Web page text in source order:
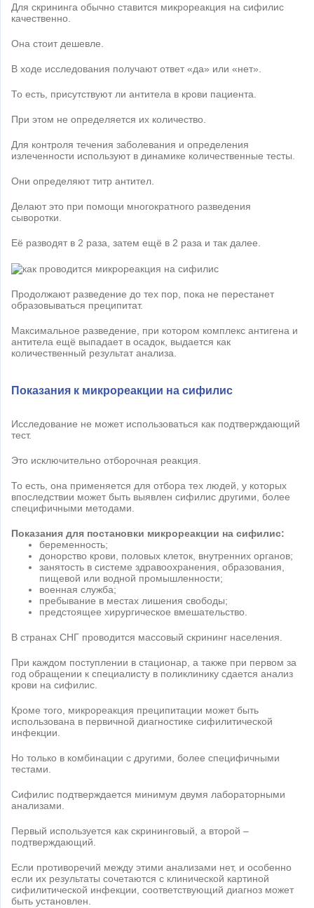
Для скрининга обычно ставится микрореакция на сифилис
качественно.
Она стоит дешевле.
В ходе исследования получают ответ «да» или «нет».
То есть, присутствуют ли антитела в крови пациента.
При этом не определяется их количество.
Для контроля течения заболевания и определения
излеченности используют в динамике количественные тесты.
Они определяют титр антител.
Делают это при помощи многократного разведения
сыворотки.
Её разводят в 2 раза, затем ещё в 2 раза и так далее.
Продолжают разведение до тех пор, пока не перестанет
образовываться преципитат.
Максимальное разведение, при котором комплекс антигена и
антитела ещё выпадает в осадок, выдается как
количественный результат анализа.
Показания к микрореакции на сифилис
Исследование не может использоваться как подтверждающий
тест.
Это исключительно отборочная реакция.
То есть, она применяется для отбора тех людей, у которых
впоследствии может быть выявлен сифилис другими, более
специфичными методами.
Показания для постановки микрореакции на сифилис:
беременность;
донорство крови, половых клеток, внутренних органов;
занятость в системе здравоохранения, образования,
пищевой или водной промышленности;
военная служба;
пребывание в местах лишения свободы;
предстоящее хирургическое вмешательство.
В странах СНГ проводится массовый скрининг населения.
При каждом поступлении в стационар, а также при первом за
год обращении к специалисту в поликлинику сдается анализ
крови на сифилис.
Кроме того, микрореакция преципитации может быть
использована в первичной диагностике сифилитической
инфекции.
Но только в комбинации с другими, более специфичными
тестами.
Сифилис подтверждается минимум двумя лабораторными
анализами.
Первый используется как скрининговый, а второй –
подтверждающий.
Если противоречий между этими анализами нет, и особенно
если их результаты сочетаются с клинической картиной
сифилитической инфекции, соответствующий диагноз может
быть установлен.